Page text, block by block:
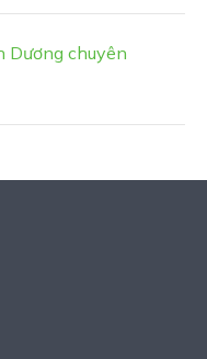
Dương chuyên